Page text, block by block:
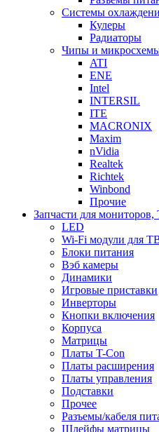
Системы
Кулеры
Радиаторы
Чипы и микросхемы
ATI
ENE
Intel
INTERSIL
ITE
MACRONIX
Maxim
nVidia
Realtek
Richtek
Winbond
Прочие
Запчасти для
LED
Wi-Fi модули для
Блоки питания
Вэб камеры
Динамики
Игровые приставки
Инверторы
Кнопки включения
Корпуса
Матрицы
Платы T-Con
Платы расширения
Платы управления
Подставки
Прочее
Разъемы/кабеля
Шлейфы матрицы